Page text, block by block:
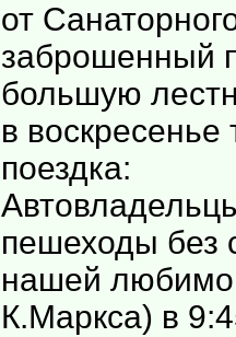
от
заброшенный
большую
в воскресенье
поездка:
пешеходы без
нашей
К.Маркса) в